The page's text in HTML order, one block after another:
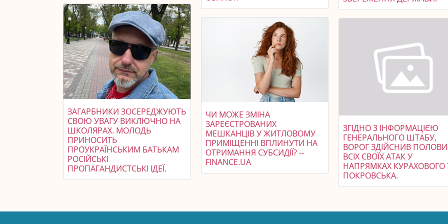
ЗАГАРБНИКИ ЗОСЕРЕДЖУЮТЬ
СВОЮ УВАГУ ВИКЛЮЧНО НА
ШКОЛЯРАХ. МОЛОДЬ
ПРИНОСИТЬ
ПРОУКРАЇНСЬКИМ БАТЬКАМ
РОСІЙСЬКІ
ПРОПАГАНДИСТСЬКІ ІДЕЇ.
ЧИ МОЖЕ ЗМІНА
ЗАРЕЄСТРОВАНИХ
МЕШКАНЦІВ У ЖИТЛОВОМУ
ПРИМІЩЕННІ ВПЛИНУТИ НА
ОТРИМАННЯ СУБСИДІЇ? --
FINANCE.UA
ЗГІДНО З ІНФОРМАЦІЄЮ
ГЕНЕРАЛЬНОГО ШТАБУ,
ВОРОГ ЗДІЙСНИВ
ВСІХ СВОЇХ АТАК У
НАПРЯМКАХ КУРАХОВОГО
ПОКРОВСЬКА.